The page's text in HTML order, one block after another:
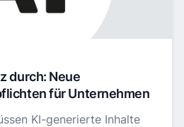
durch: Neue
für Unternehmen
KI-generierte Inhalte